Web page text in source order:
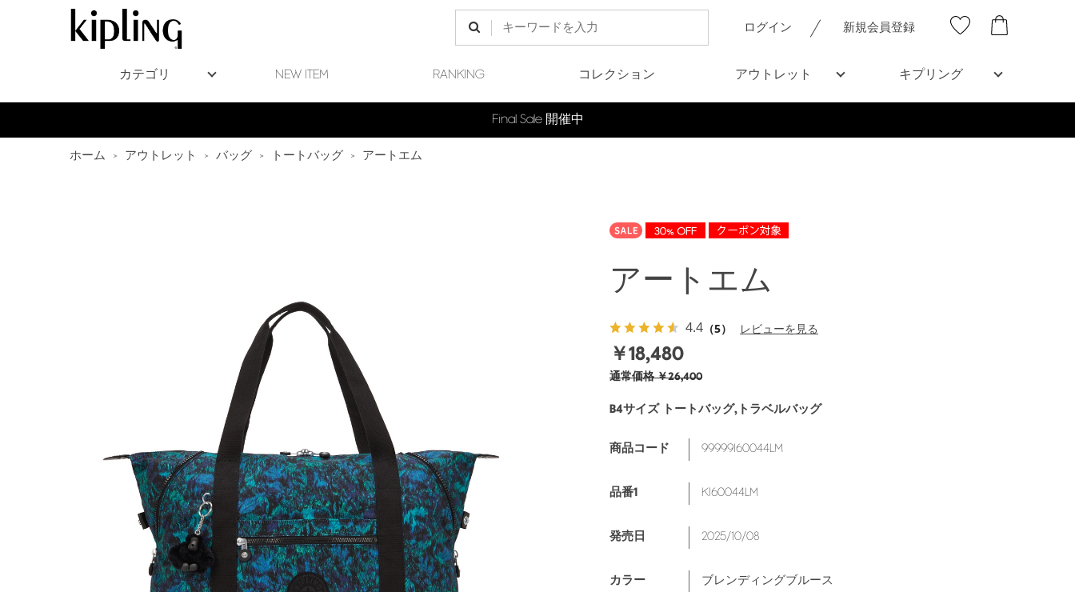
ログイン 新規会員登録
カテゴリ NEW ITEM RANKING コレクション アウトレット キプリング
Final Sale 開催中
ホーム > アウトレット > バッグ > トートバッグ > アートエム
B4サイズ トートバッグ,トラベルバッグ
アートエム
4.4 （5） レビューを見る
￥18,480
通常価格￥26,400
商品コード 99999I60044LM
品番1 KI60044LM
発売日 2025/10/08
カラー ブレンディングブルース